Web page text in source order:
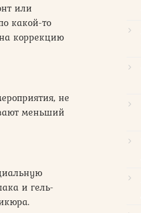
или
какой-то
коррекцию
не
меньший
и гель-